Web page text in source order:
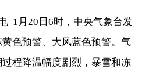
1月20日6时，中央气象台发
色预警、大风蓝色预警。气
程降温幅度剧烈，暴雪和冻